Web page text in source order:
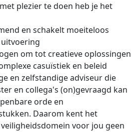
plezier te doen heb je het
en schakelt moeiteloos
om tot creatieve oplossingen
casuïstiek en beleid
en zelfstandige adviseur die
en collega's (on)gevraagd kan
orde en
Daarom kent het
voor jou geen